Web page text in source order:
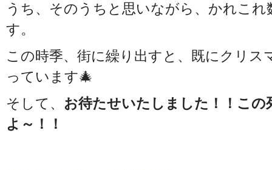
うち、そのうちと思いながら、かれこ
す。
この時季、街に繰り出すと、既にクリス
っています🎄
そして、 お待たせいたしました！！こ
よ～！！